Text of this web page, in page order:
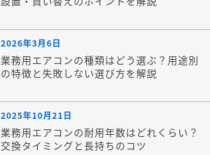
2026年3月6日
業務用エアコンの種類はどう選ぶ？用途別
の特徴と失敗しない選び方を解説
2025年10月21日
業務用エアコンの耐用年数はどれくらい？
交換タイミングと長持ちのコツ